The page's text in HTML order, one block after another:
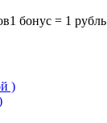
1 бонус = 1 рубль